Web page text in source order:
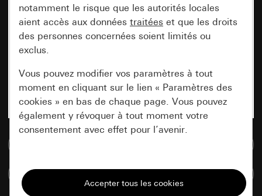
notamment le risque que les autorités locales
aient accès aux données traitées et que les droits
des personnes concernées soient limités ou
exclus.
Vous pouvez modifier vos paramètres à tout
moment en cliquant sur le lien « Paramètres des
cookies » en bas de chaque page. Vous pouvez
également y révoquer à tout moment votre
consentement avec effet pour l’avenir.
Tous les cookies dont nous avons besoin pour